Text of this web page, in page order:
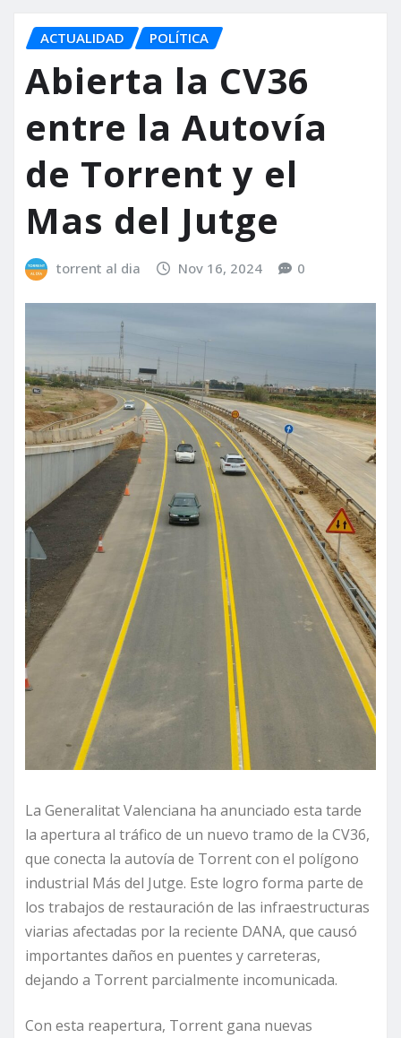
ACTUALIDAD POLÍTICA
Abierta la CV36
entre la Autovía
de Torrent y el
Mas del Jutge
torrent al dia Nov 16, 2024 0
La Generalitat Valenciana ha anunciado esta tarde
la apertura al tráfico de un nuevo tramo de la CV36,
que conecta la autovía de Torrent con el polígono
industrial Más del Jutge. Este logro forma parte de
los trabajos de restauración de las infraestructuras
viarias afectadas por la reciente DANA, que causó
importantes daños en puentes y carreteras,
dejando a Torrent parcialmente incomunicada.
Con esta reapertura, Torrent gana nuevas